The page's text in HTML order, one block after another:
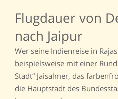
Flugdauer von
nach Jaipur
Wer seine Indienreise in
beispielsweise mit einer
Stadt“ Jaisalmer, das
die Hauptstadt des